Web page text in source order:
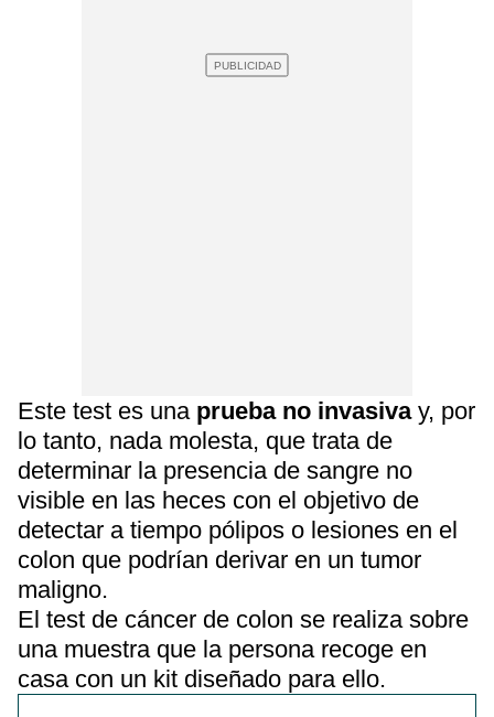
Este test es unaprueba no invasivay, por
lo tanto, nada molesta, que trata de
determinar la presencia de sangre no
visible en las heces con el objetivo de
detectar a tiempo pólipos o lesiones en el
colon que podrían derivar en un tumor
maligno.
El test de cáncer de colon se realiza sobre
una muestra que la persona recoge en
casa con un kit diseñado para ello.